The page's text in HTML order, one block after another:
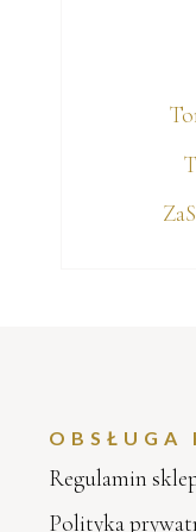
OBSŁUGA
Regulamin
Polityka